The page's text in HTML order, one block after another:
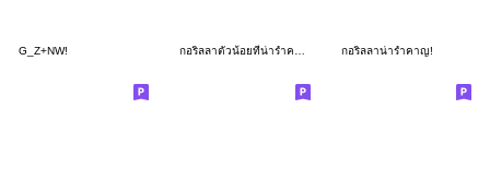
G_Z+NW! กอริลลาน่ารำคาญ!